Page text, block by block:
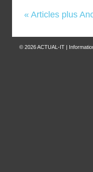
« Articles plus
© 2026ACTUAL-IT |